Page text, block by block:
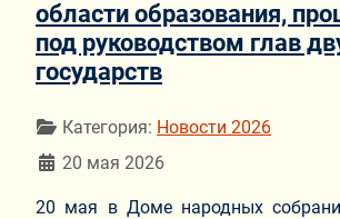
области образования,
под руководством глав
государств
Информация о материале
Категория: Новости 2026
20 мая 2026
20 мая в Доме народных